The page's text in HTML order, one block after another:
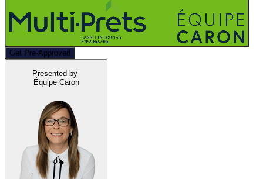
Get Pre-Approved
Presented by
Équipe Caron